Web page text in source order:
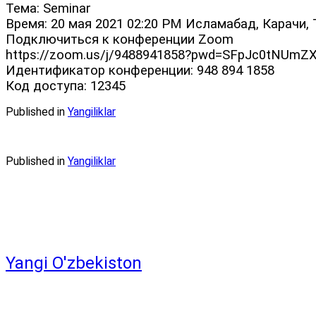
Тема: Seminar
Время: 20 мая 2021 02:20 PM Исламабад, Карачи,
Подключиться к конференции Zoom
https://zoom.us/j/
Идентификатор конференции: 948 894 1858
Код доступа: 12345
Published in Yangiliklar
Published in Yangiliklar
Yangi O'zbekiston